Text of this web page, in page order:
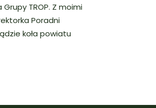
TROP. Z moimi
Poradni
koła powiatu